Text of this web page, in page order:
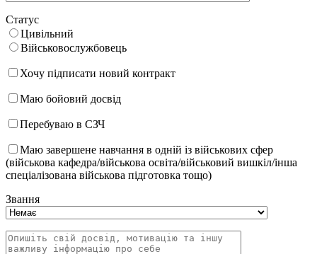
Статус
Цивільний
Військовослужбовець
Хочу підписати новий контракт
Маю бойовий досвід
Перебуваю в СЗЧ
Маю завершене навчання в одній із військових сфер
(військова кафедра/військова освіта/військовий вишкіл/інша
спеціалізована військова підготовка тощо)
Звання